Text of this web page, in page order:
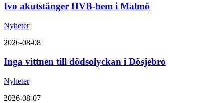
Ivo akutstänger HVB-hem i Malmö
Nyheter
2026-08-08
Inga vittnen till dödsolyckan i Dösjebro
Nyheter
2026-08-07